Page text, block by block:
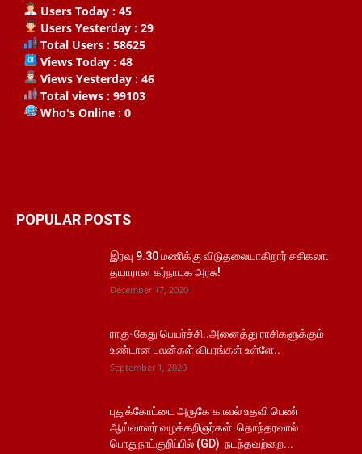
Users Today : 45
Users Yesterday : 29
Total Users : 58625
Views Today : 48
Views Yesterday : 46
Total views : 99103
Who's Online : 0
POPULAR POSTS
இரவு 9.30 மணிக்கு விடுதலையாகிறார் சசிகலா:
தயாரான கர்நாடக அரசு!
December 17, 2020
ராகு-கேது பெயர்ச்சி..அனைத்து ராசிகளுக்கும்
உண்டான பலன்கள் விபரங்கள் உள்ளே..
September 1, 2020
புதுக்கோட்டை அருகே காவல் உதவி பெண்
ஆய்வாளர் வழக்கறிஞர்கள் தொந்தரவால்
பொதுநாட்குறிப்பில் (GD) நடந்தவற்றை...